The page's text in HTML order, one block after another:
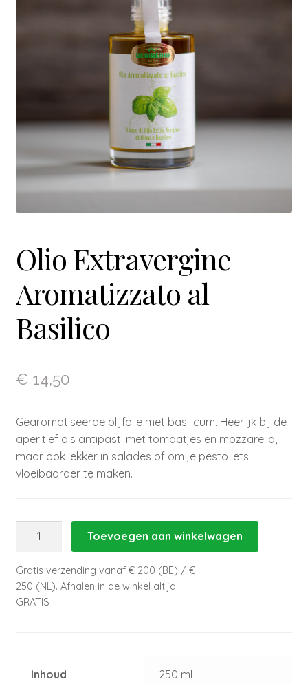
Wijn- en geschenkpakketten
Pasta | Bloem
Olio Extravergine
Aromatizzato al
Basilico
€ 14,50
Gearomatiseerde olijfolie met basilicum. Heerlijk bij de
aperitief als antipasti met tomaatjes en mozzarella,
maar ook lekker in salades of om je pesto iets
vloeibaarder te maken.
al
Basilico
Toevoegen aan winkelwagen
Gratis verzending vanaf € 200 (BE) / €
250 (NL). Afhalen in de winkel altijd
GRATIS
Inhoud 250 ml